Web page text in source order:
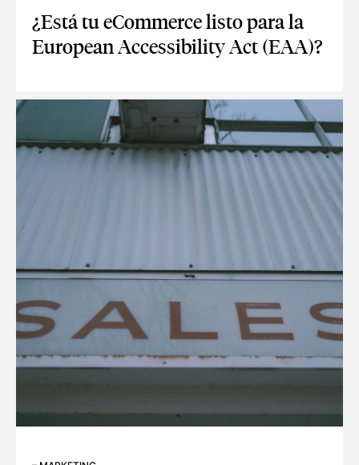
¿Está tu eCommerce listo para la
European Accessibility Act (EAA)?